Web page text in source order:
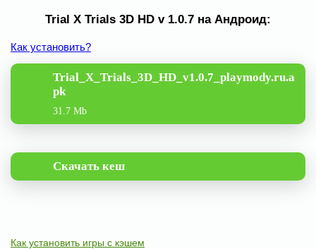
Trial X Trials 3D HD v 1.0.7 на Андроид:
Как установить?
Trial_X_Trials_3D_HD_v1.0.7_playmody.ru.a
pk
31.7 Mb
Скачать кеш
Как установить игры с кэшем